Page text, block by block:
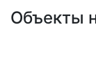
Объекты